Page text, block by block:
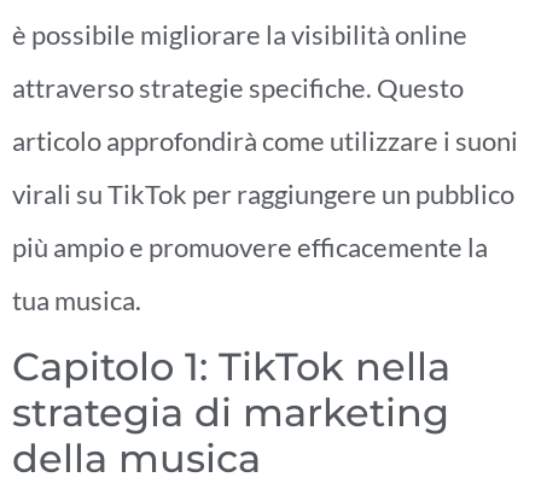
è possibile migliorare la visibilità online
attraverso strategie specifiche. Questo
articolo approfondirà come utilizzare i suoni
virali su TikTok per raggiungere un pubblico
più ampio e promuovere efficacemente la
tua musica.
Capitolo 1: TikTok nella
strategia di marketing
della musica